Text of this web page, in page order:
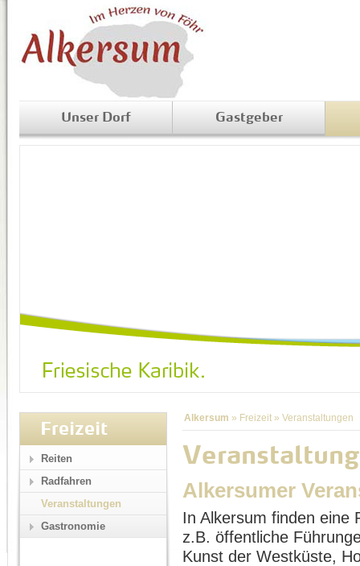
Unser Dorf Gastgeber
Alkersum » Freizeit » Veranstaltungen
Alkersumer
In Alkersum finden eine
z.B. öffentliche
Kunst der Westküste,
Freizeit
Reiten
Radfahren
Veranstaltungen
Gastronomie